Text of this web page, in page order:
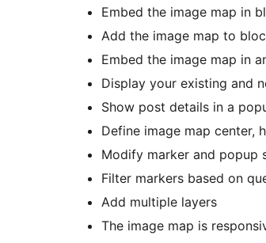
Embed the image map in
Add the image map to
Embed the image map in
Display your existing and
Show post details in a
Define image map center,
Modify marker and popup
Filter markers based on
Add multiple layers
The image map is